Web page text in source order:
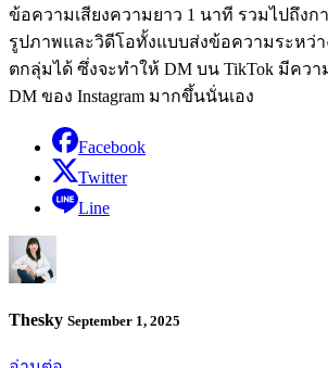
ข้อความเสียงความยาว 1 นาที รวมไปถึงก
รูปภาพและวิดีโอทั้งแบบส่งข้อความระหว่
ตกลุ่มได้ ซึ่งจะทำให้ DM บน TikTok มีคว
DM ของ Instagram มากขึ้นนั่นเอง
Facebook
Twitter
Line
Thesky September 1, 2025